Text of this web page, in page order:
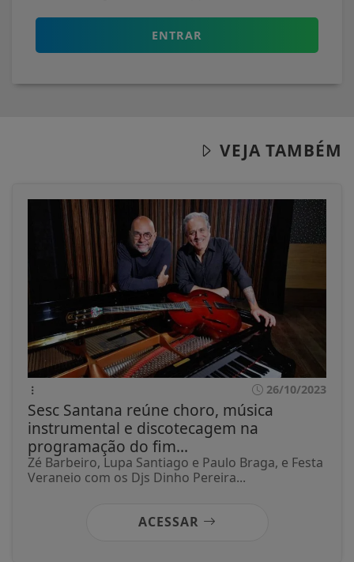
ENTRAR
VEJA TAMBÉM
26/10/2023
Sesc Santana reúne choro, música
instrumental e discotecagem na
programação do fim...
Zé Barbeiro, Lupa Santiago e Paulo Braga, e Festa
Veraneio com os Djs Dinho Pereira...
ACESSAR